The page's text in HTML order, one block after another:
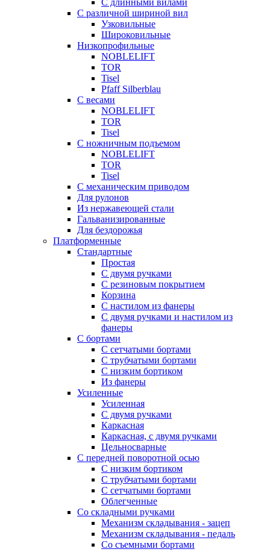
С различной шириной вил
Узковильные
Широковильные
Низкопрофильные
NOBLELIFT
TOR
Tisel
Pfaff Silberblau
С весами
NOBLELIFT
TOR
Tisel
С ножничным подъемом
NOBLELIFT
TOR
Tisel
С механическим приводом
Для рулонов
Из нержавеющей стали
Гальванизированные
Для бездорожья
Платформенные
Стандартные
Простая
С двумя ручками
С резиновым покрытием
Корзина
С настилом из фанеры
С двумя ручками и настилом из
фанеры
С бортами
С сетчатыми бортами
С трубчатыми бортами
С низким бортиком
Из фанеры
Усиленные
Усиленная
С двумя ручками
Каркасная
Каркасная, с двумя ручками
Цельносварные
С передней поворотной осью
С низким бортиком
С трубчатыми бортами
С сетчатыми бортами
Облегченные
Со складными ручками
Механизм складывания - зацеп
Механизм складывания - педаль
Cо съемными бортами